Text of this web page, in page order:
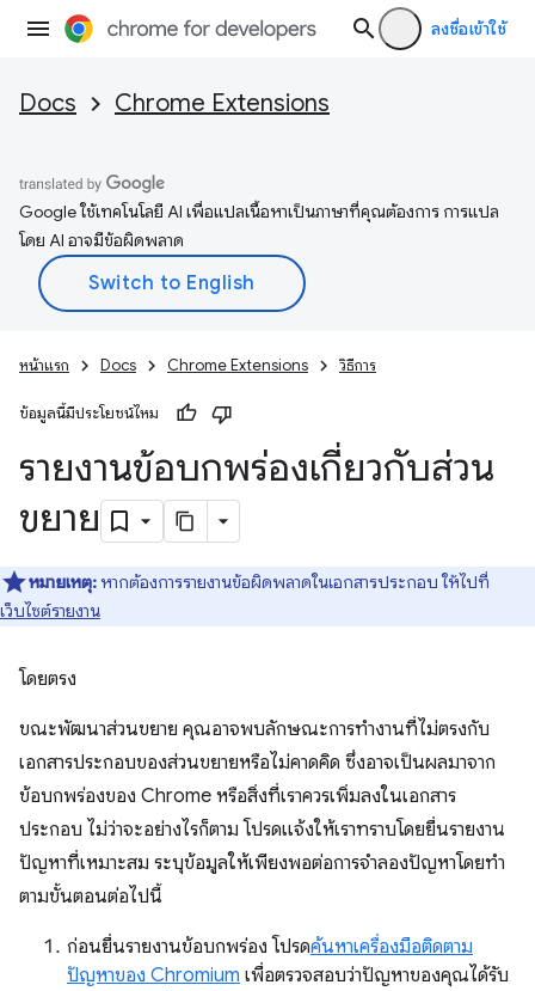
ลงชื่อเข้าใช้
Docs Chrome Extensions
Google ใช้เทคโนโลยี AI เพื่อแปลเนื้อหาเป็นภาษาที่คุณต้องการ การแปล
โดย AI อาจมีข้อผิดพลาด
หน้าแรก Docs Chrome Extensions วิธีการ
ข้อมูลนี้มีประโยชน์ไหม
รายงานข้อบกพร่องเกี่ยวกับส่วน
ขยาย
หมายเหตุ: หากต้องการรายงานข้อผิดพลาดในเอกสารประกอบ ให้ไปที่
เว็บไซต์รายงาน
โดยตรง
ขณะพัฒนาส่วนขยาย คุณอาจพบลักษณะการทำงานที่ไม่ตรงกับ
เอกสารประกอบของส่วนขยายหรือไม่คาดคิด ซึ่งอาจเป็นผลมาจาก
ข้อบกพร่องของ Chrome หรือสิ่งที่เราควรเพิ่มลงในเอกสาร
ประกอบ ไม่ว่าจะอย่างไรก็ตาม โปรดแจ้งให้เราทราบโดยยื่นรายงาน
ปัญหาที่เหมาะสม ระบุข้อมูลให้เพียงพอต่อการจำลองปัญหาโดยทำ
ตามขั้นตอนต่อไปนี้
ก่อนยื่นรายงานข้อบกพร่อง โปรดค้นหาเครื่องมือติดตาม
ปัญหาของ Chromium เพื่อตรวจสอบว่าปัญหาของคุณได้รับ